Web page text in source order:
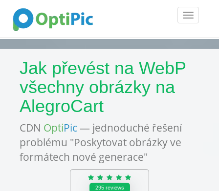
Toggle
Jak převést na WebP
všechny obrázky na
AlegroCart
CDN OptiPic — jednoduché řešení
problému "Poskytovat obrázky ve
formátech nové generace"
295 reviews